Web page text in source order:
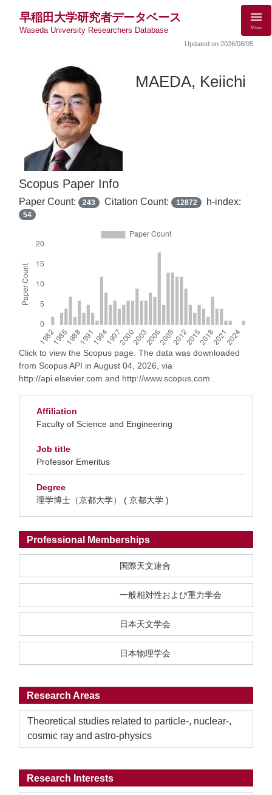
早稲田大学研究者データベース
Waseda University Researchers Database Menu
Updated on 2026/08/05
MAEDA, Keiichi
Scopus Paper Info
Paper Count: 243 Citation Count: 12872 h-index:
54
Click to view the Scopus page. The data was downloaded
from Scopus API in August 04, 2026, via
http://api.elsevier.com and http://www.scopus.com .
Affiliation
Faculty of Science and Engineering
Job title
Professor Emeritus
Degree
理学博士（京都大学） ( 京都大学 )
Professional Memberships
国際天文連合
一般相対性および重力学会
日本天文学会
日本物理学会
Research Areas
Theoretical studies related to particle-, nuclear-,
cosmic ray and astro-physics
Research Interests